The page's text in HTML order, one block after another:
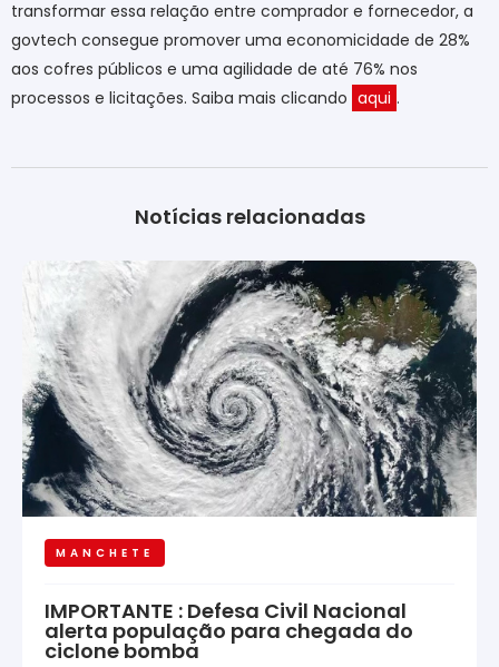
transformar essa relação entre comprador e fornecedor, a
govtech consegue promover uma economicidade de 28%
aos cofres públicos e uma agilidade de até 76% nos
processos e licitações. Saiba mais clicando aqui .
Notícias relacionadas
MANCHETE
IMPORTANTE : Defesa Civil Nacional
alerta população para chegada do
ciclone bomba